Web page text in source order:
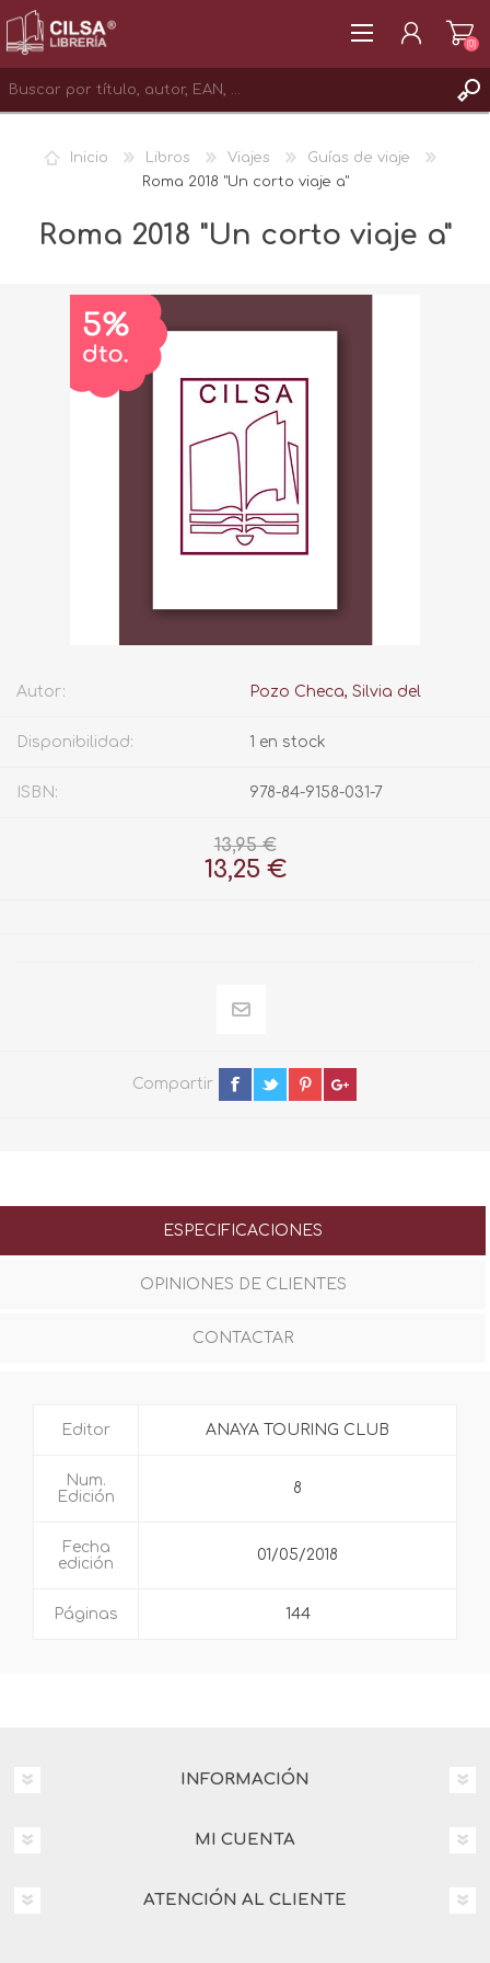
INICIAR SESIÓN
(0)
Inicio Libros Viajes
Guías de viaje
Roma 2018 "Un corto viaje a"
Roma 2018 "Un corto viaje a"
Autor: Pozo Checa, Silvia del
Disponibilidad: 1 en stock
ISBN: 978-84-9158-031-7
13,95 €
13,25 €
Compartir
ESPECIFICACIONES
OPINIONES DE CLIENTES
CONTACTAR
Editor ANAYA TOURING CLUB
Num.
Edición
8
Fecha
edición
01/05/2018
Páginas 144
INFORMACIÓN
MI CUENTA
ATENCIÓN AL CLIENTE